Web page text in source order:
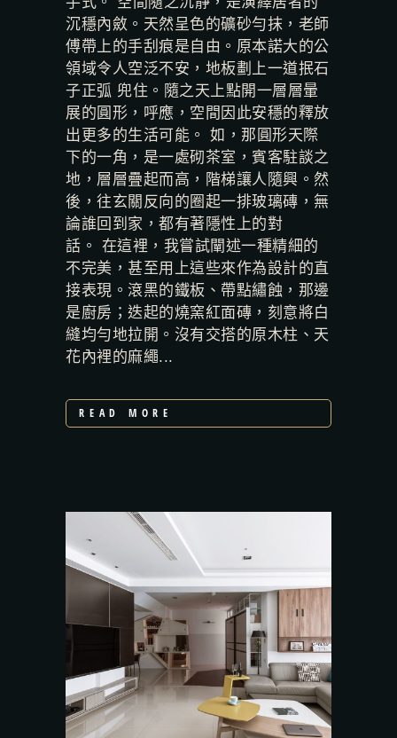
沉穩內斂。天然呈色的礦砂勻抹，老師
傅帶上的手刮痕是自由。原本諾大的公
領域令人空泛不安，地板劃上一道抿石
子正弧 兜住。隨之天上點開一層層暈
展的圓形，呼應，空間因此安穩的釋放
出更多的生活可能。 如，那圓形天際
下的一角，是一處砌茶室，賓客駐談之
地，層層疊起而高，階梯讓人隨興。然
後，往玄關反向的圈起一排玻璃磚，無
論誰回到家，都有著隱性上的對
話。 在這裡，我嘗試闡述一種精細的
不完美，甚至用上這些來作為設計的直
接表現。滾黑的鐵板、帶點繡蝕，那邊
是廚房；迭起的燒窯紅面磚，刻意將白
縫均勻地拉開。沒有交搭的原木柱、天
花內裡的麻繩...
READ MORE